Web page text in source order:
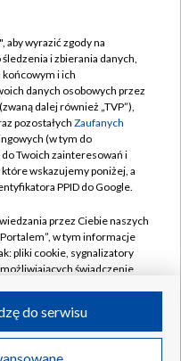
TVP
S.A. w likwidacji
aby wyrazić zgody na
i zbierania danych,
i ich
danych osobowych przez
dalej również „TVP”),
pozostałych Zaufanych
(w tym do
Twoich zainteresowań i
wskazujemy poniżej, a
PPID do Google.
przez Ciebie naszych
w tym informacje
pliki cookie, sygnalizatory
świadczenie
przez Ciebie
do serwisu